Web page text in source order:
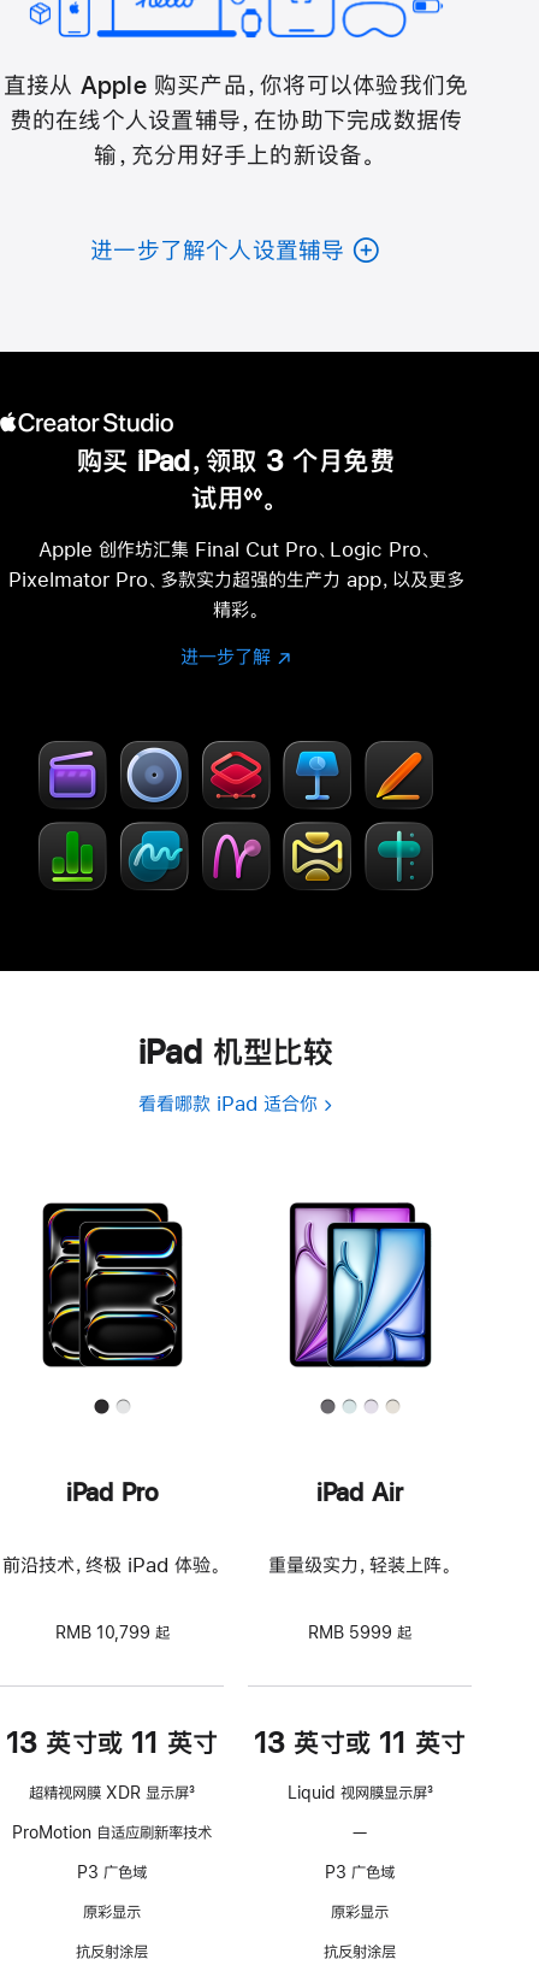
直接从 Apple 购买产品，你将可以体验我们免
费的在线个人设置辅导，在协助下完成数据传
输，充分用好手上的新设备。
进一步了解个人设置辅导
购买 iPad，领取 3 个月免费
试用
注
◊◊。
Apple 创作坊汇集 Final Cut Pro、Logic Pro、
Pixelmator Pro、多款实力超强的生产力 app，以及更多
精彩。
进一步了解 进
了
Creator Studio
(在
口
打
开)
iPad 机型比较
看看哪款 iPad 适合你
iPad Pro
前沿技术，终极 iPad 体验。
RMB 10,799 起
13 英寸或 11 英寸
超精视网膜 XDR 显示屏
注
3
ProMotion 自适应刷新率技术
P3 广色域
原彩显示
抗反射涂层
iPad Air
重量级实力，轻装上阵。
RMB 5999 起
13 英寸或 11 英寸
Liquid 视网膜显示屏3
—
持
ProMotion
适
P3 广色域
原彩显示
抗反射涂层